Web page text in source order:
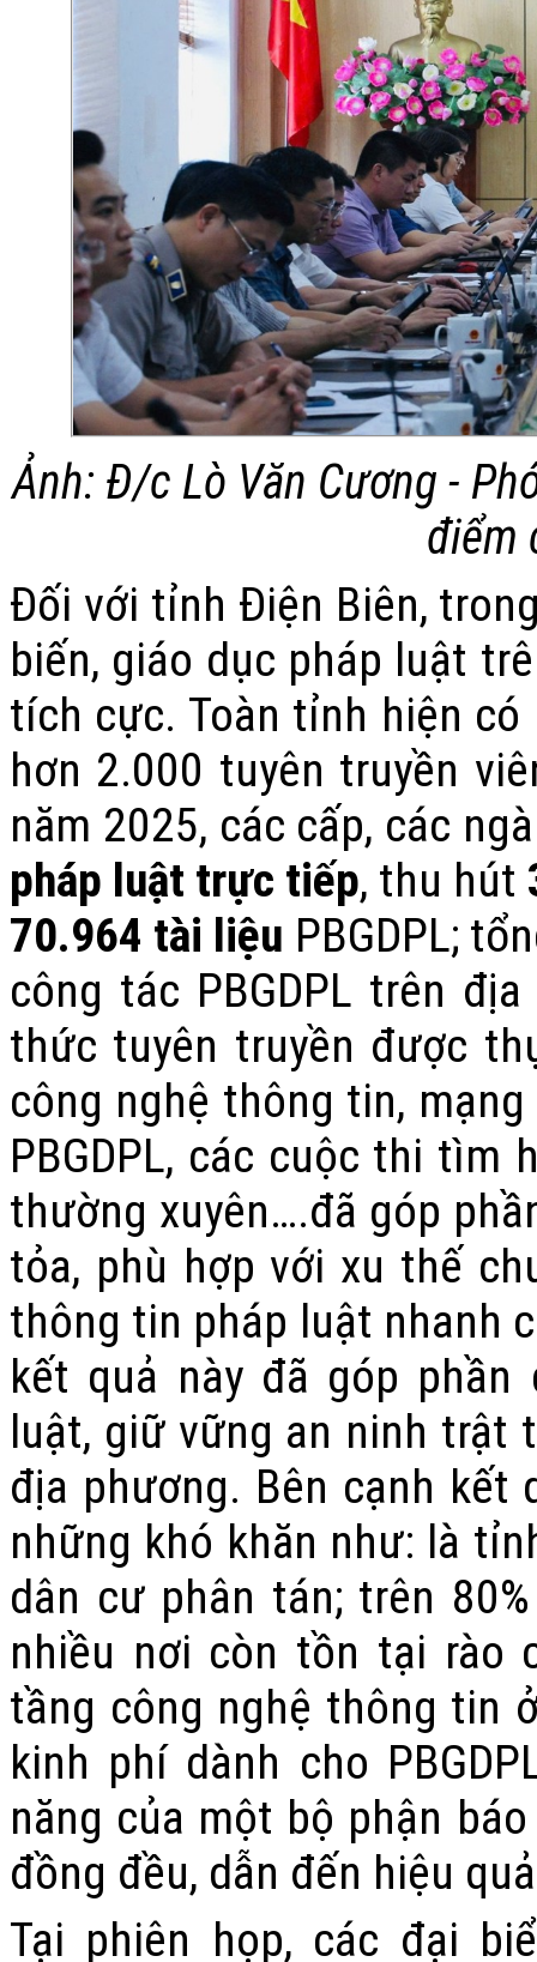
Ảnh: Đ/c Lò Văn Cương -
điểm
Đối với tỉnh Điện Biên,
biến, giáo dục pháp luật
tích cực. Toàn tỉnh hiện
hơn 2.000 tuyên truyền
năm 2025, các cấp, các
pháp luật trực tiếp, thu hút
70.964 tài liệu PBGDPL;
công tác PBGDPL trên
thức tuyên truyền được
công nghệ thông tin,
PBGDPL, các cuộc thi
thường xuyên….đã góp
tỏa, phù hợp với xu thế
thông tin pháp luật nhanh
kết quả này đã góp
luật, giữ vững an ninh trật
địa phương. Bên cạnh
những khó khăn như: là
dân cư phân tán; trên
nhiều nơi còn tồn tại rào
tầng công nghệ thông tin
kinh phí dành cho
năng của một bộ phận
đồng đều, dẫn đến hiệu
Tại phiên họp, các đại